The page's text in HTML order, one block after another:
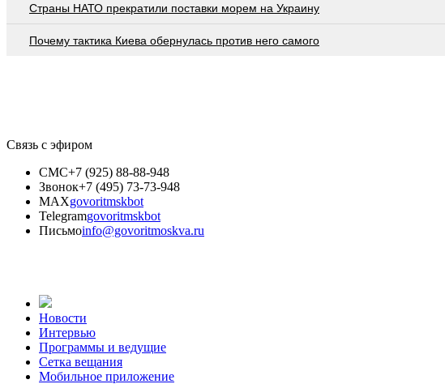
Страны НАТО прекратили поставки морем на Украину
Почему тактика Киева обернулась против него самого
Связь с эфиром
СМС+7 (925) 88-88-948
Звонок+7 (495) 73-73-948
MAXgovoritmskbot
Telegramgovoritmskbot
Письмоinfo@govoritmoskva.ru
Новости
Интервью
Программы и ведущие
Сетка вещания
Мобильное приложение